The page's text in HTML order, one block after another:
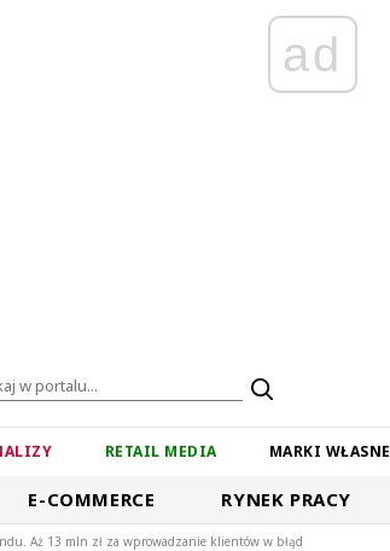
ad
RETAIL MEDIA MARKI WŁASNE
E-COMMERCE RYNEK PRACY
Aż 13 mln zł za wprowadzanie klientów w błąd